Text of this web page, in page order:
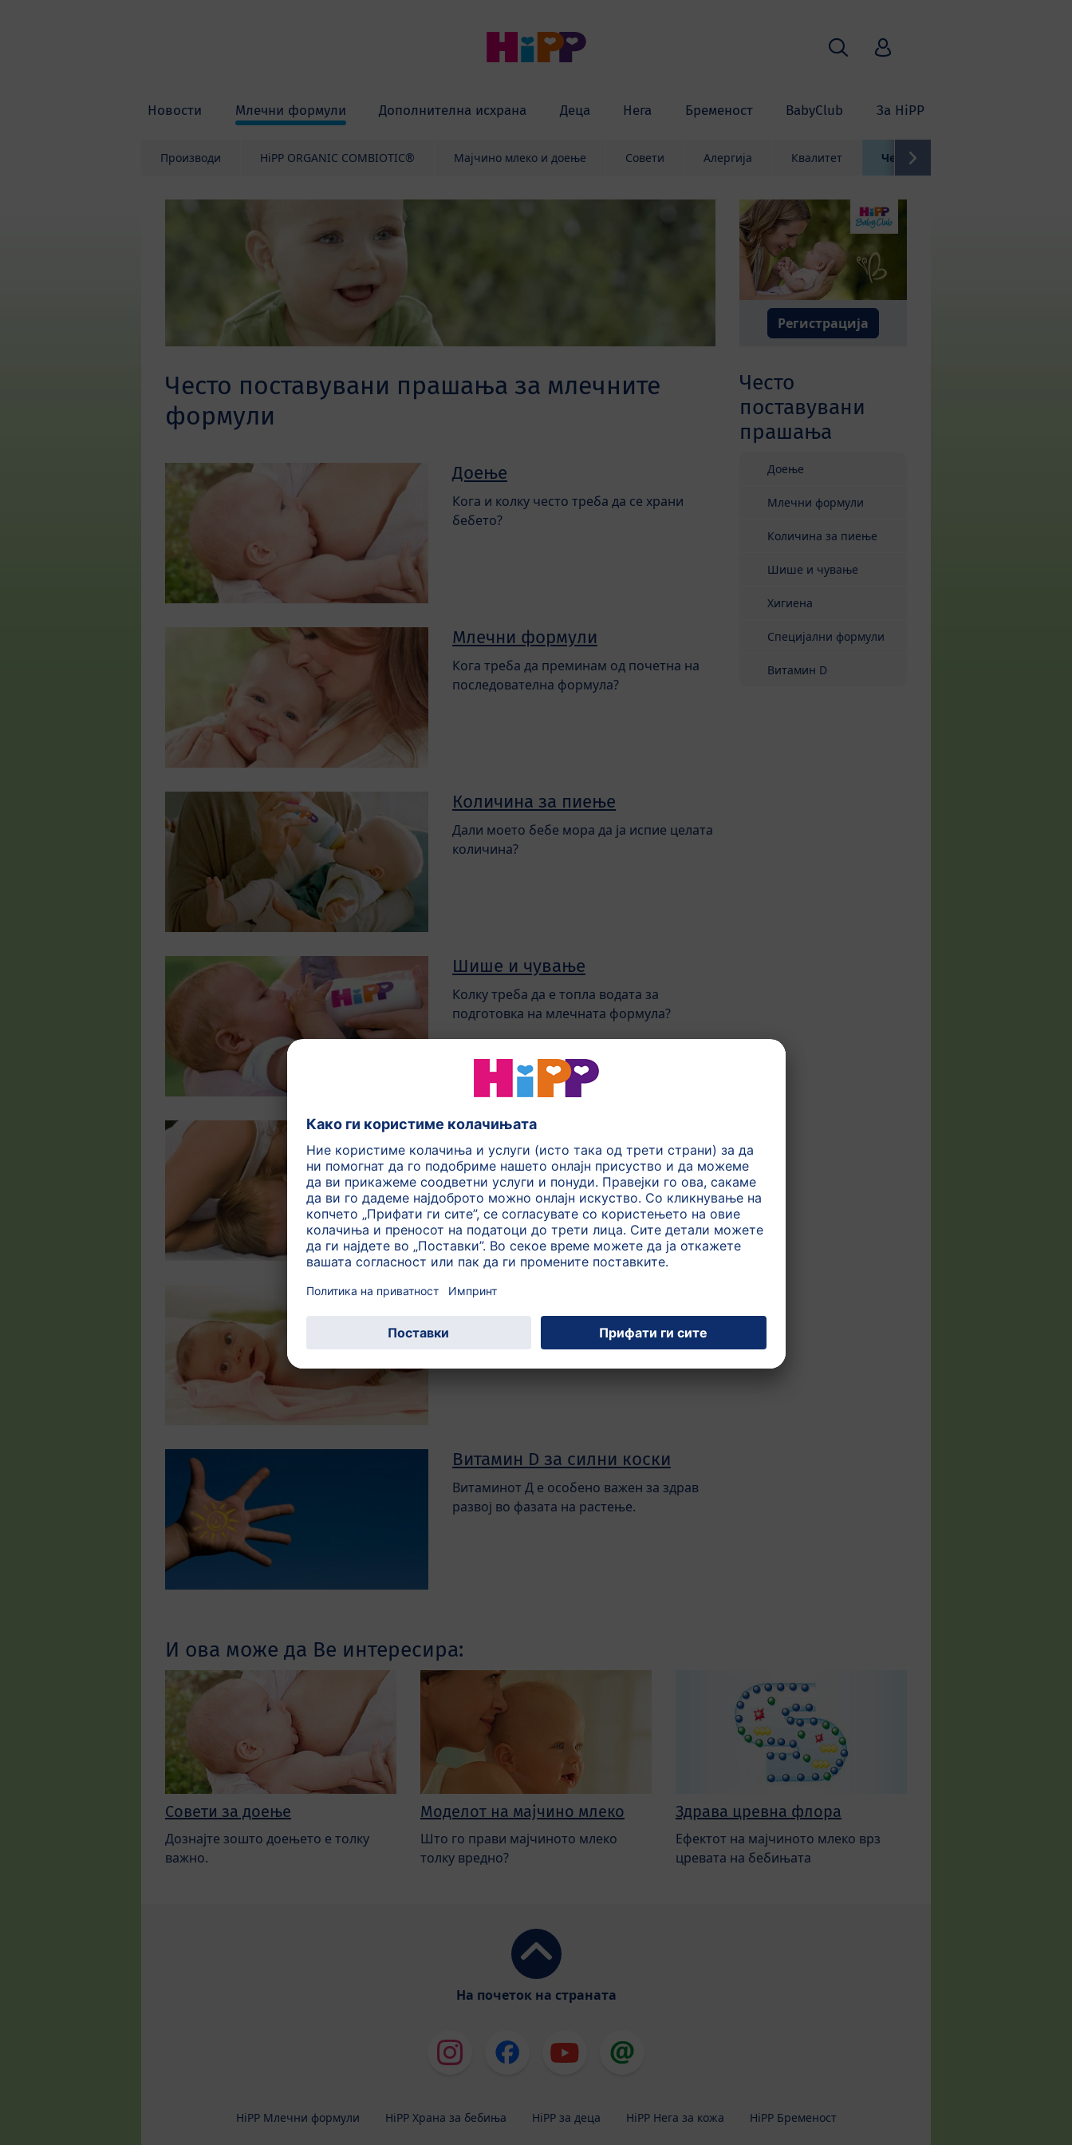
Новости Млечни формули Дополнителна исхрана Деца Нега Бременост BabyClub За HiPP
Пребарување
HiPP Babyclub
Производи HiPP ORGANIC COMBIOTIC® Мајчино млеко и доење Совети Алергија Квалитет Често поставувани прашања
Често поставувани прашања за млечните
формули
Доење
Кога и колку често треба да се храни
бебето?
Млечни формули
Кога треба да преминам од почетна на
последователна формула?
Количина за пиење
Дали моето бебе мора да ја испие целата
количина?
Шише и чување
Колку треба да е топла водата за
подготовка на млечната формула?
Хигиена
Шишињата и цуцлите мора да се
темелно исплакнати после секој оброк...
Специјални формули
Одговорите за вашите прашања за HiPP
специјалните формули ќе ги најдете тука.
Витамин D за силни коски
Витаминот Д е особено важен за здрав
развој во фазата на растење.
Регистрација
Често
поставувани
прашања
Доење
Млечни формули
Количина за пиење
Шише и чување
Хигиена
Специјални формули
Витамин D
И ова може да Ве интересира:
Совети за доење
Дознајте зошто доењето е толку
важно.
Моделот на мајчино млеко
Што го прави мајчиното млеко
толку вредно?
Здрава цревна флора
Ефектот на мајчиното млеко врз
цревата на бебињата
На почеток на страната
HiPP Млечни формули HiPP Храна за бебиња HiPP за деца HiPP Нега за кожа HiPP Бременост